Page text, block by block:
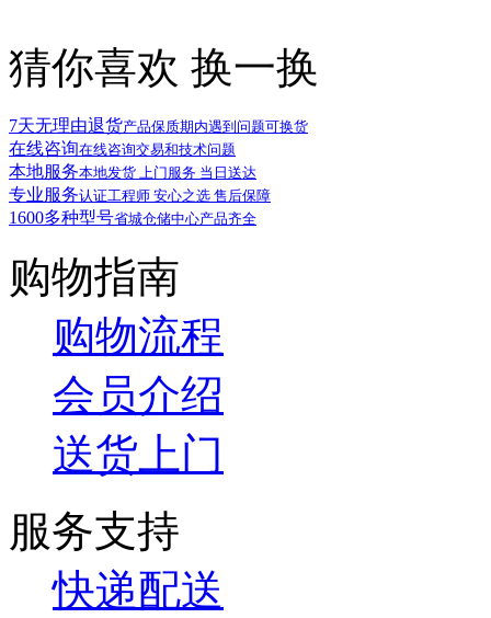
猜你喜欢 换一换
7天无理由退货产品保质期内遇到问题可换货
在线咨询在线咨询交易和技术问题
本地服务本地发货 上门服务 当日送达
专业服务认证工程师 安心之选 售后保障
1600多种型号省城仓储中心产品齐全
购物指南
购物流程
会员介绍
送货上门
服务支持
快递配送